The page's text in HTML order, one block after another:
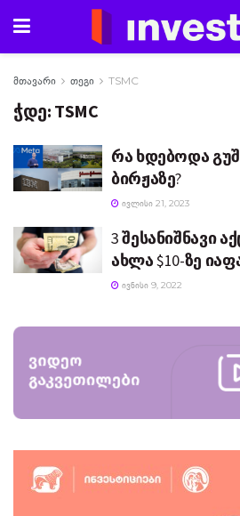
მთავარი თეგი TSMC
ჭდე: TSMC
რა ხდებოდა
ბირჟაზე?
ᲘᲕᲚᲘᲡᲘ 21, 2023
3 შესანიშნავი
ახლა $10-ზე
ᲘᲕᲜᲘᲡᲘ 9, 2022